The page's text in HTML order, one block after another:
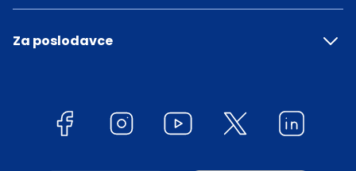
Za poslodavce